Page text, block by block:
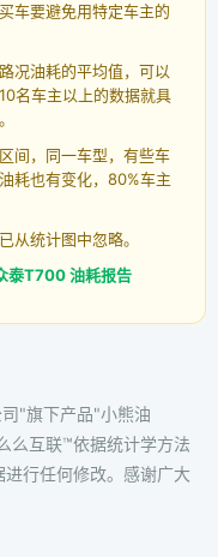
车要避免用特定车主的
况油耗的平均值，可以
名车主以上的数据就具
间，同一车型，有些车
耗也有变化，80%车主
从统计图中忽略。
泰T700 油耗报告
"旗下产品"小熊油
么互联™依据统计学方法
行任何修改。感谢广大